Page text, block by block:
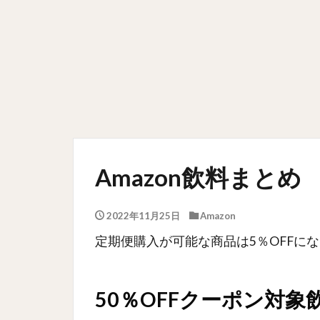
Amazon飲料まとめ
2022年11月25日 Amazon
定期便購入が可能な商品は5％OFFにな
50％OFFクーポン対象